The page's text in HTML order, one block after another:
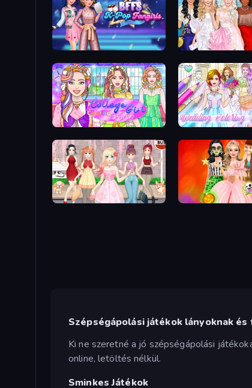
BFFs K-Pop Fangirls Model Dress Up Girl
College Girl Coloring Dress Up
Anime Girls Dress Up Games Iconic Halloween
Szépségápolási játékok lányoknak és
Ki ne szeretné a jó szépségápolási
online, letöltés nélkül.
Sminkes Játékok